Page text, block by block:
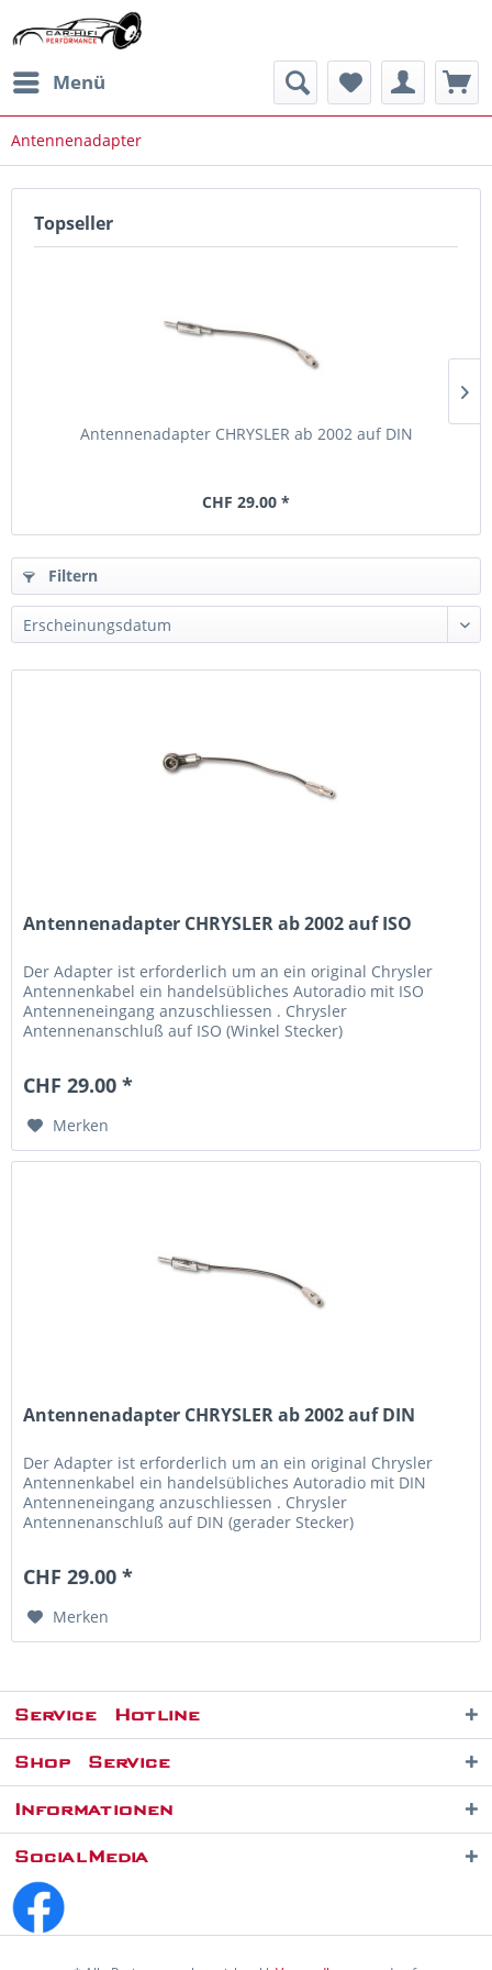
Menü
Antennenadapter
Topseller
Antennenadapter CHRYSLER ab 2002 auf DIN
CHF 29.00 *
Filtern
Antennenadapter CHRYSLER ab 2002 auf ISO
Der Adapter ist erforderlich um an ein original Chrysler
Antennenkabel ein handelsübliches Autoradio mit ISO
Antenneneingang anzuschliessen . Chrysler
Antennenanschluß auf ISO (Winkel Stecker)
CHF 29.00 *
Merken
Antennenadapter CHRYSLER ab 2002 auf DIN
Der Adapter ist erforderlich um an ein original Chrysler
Antennenkabel ein handelsübliches Autoradio mit DIN
Antenneneingang anzuschliessen . Chrysler
Antennenanschluß auf DIN (gerader Stecker)
CHF 29.00 *
Merken
Service Hotline
Shop Service
Informationen
SocialMedia